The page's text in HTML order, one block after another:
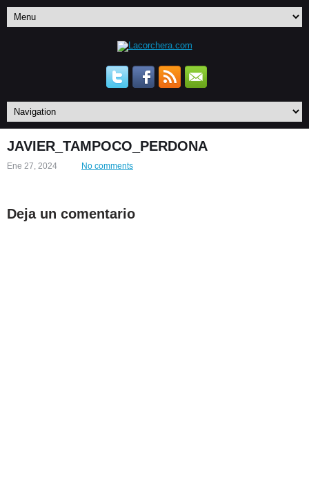
JAVIER_TAMPOCO_PERDONA
Ene 27, 2024 No comments
Deja un comentario